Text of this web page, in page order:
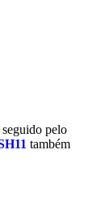
pelo
também